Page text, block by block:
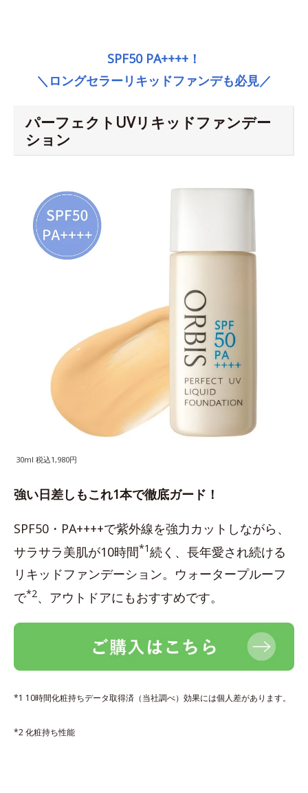
SPF50 PA++++！
＼ロングセラーリキッドファンデも必見／
パーフェクトUVリキッドファンデー
ション
30ml 税込1,980円
強い日差しもこれ1本で徹底ガード！
SPF50・PA++++で紫外線を強力カットしながら、
サラサラ美肌が10時間*1続く、長年愛され続ける
リキッドファンデーション。ウォータープルーフ
で*2、アウトドアにもおすすめです。
*1 10時間化粧持ちデータ取得済（当社調べ）効果には個人差があります。
*2 化粧持ち性能